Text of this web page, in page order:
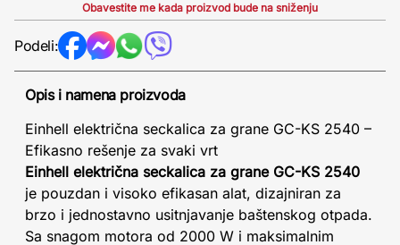
Obavestite me kada proizvod bude na sniženju
Podeli:
Opis i namena proizvoda
Einhell električna seckalica za grane GC-KS 2540 –
Efikasno rešenje za svaki vrt
Einhell električna seckalica za grane GC-KS 2540
je pouzdan i visoko efikasan alat, dizajniran za
brzo i jednostavno usitnjavanje baštenskog otpada.
Sa snagom motora od 2000 W i maksimalnim